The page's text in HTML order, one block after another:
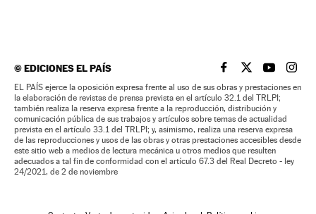
©EDICIONES EL PAÍS EL PAÍS BRASIL EN
EL PAÍSEL PAÍS
EL
EL PAÍS ejerce la oposición expresa frente al uso de sus obras y prestaciones en
la elaboración de revistas de prensa prevista en el artículo 32.1 del TRLPI;
también realiza la reserva expresa frente a la reproducción, distribución y
comunicación pública de sus trabajos y artículos sobre temas de actualidad
prevista en el artículo 33.1 del TRLPI; y, asimismo, realiza una reserva expresa
de las reproducciones y usos de las obras y otras prestaciones accesibles desde
este sitio web a medios de lectura mecánica u otros medios que resulten
adecuados a tal fin de conformidad con el artículo 67.3 del Real Decreto - ley
24/2021, de 2 de noviembre